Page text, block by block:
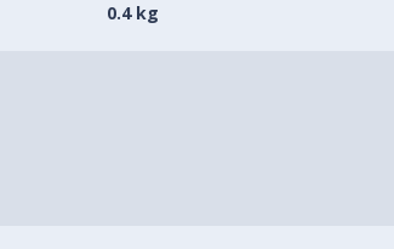
0.4 kg